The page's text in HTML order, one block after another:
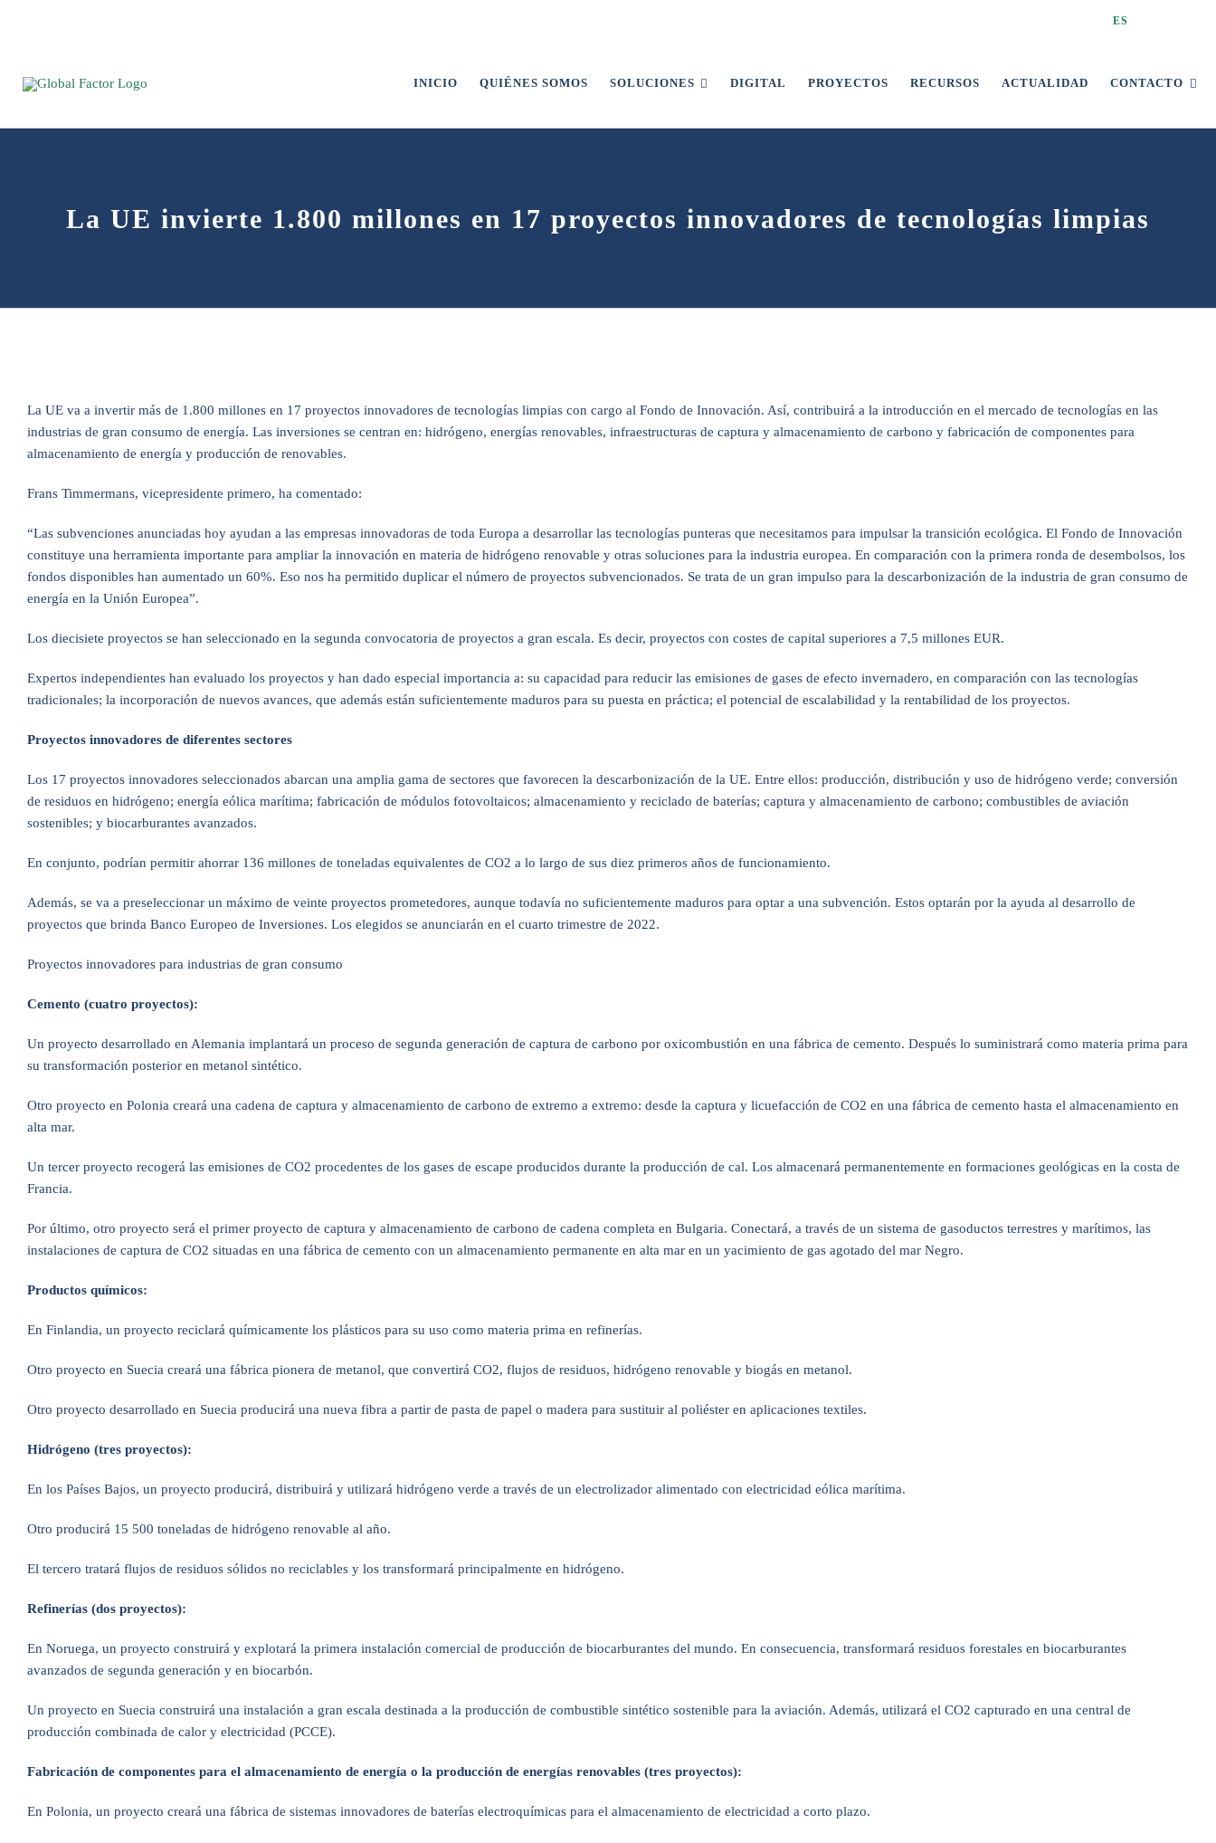
ES
INICIO QUIÉNES SOMOS SOLUCIONES DIGITAL PROYECTOS RECURSOS ACTUALIDAD CONTACTO
La UE invierte 1.800 millones en 17 proyectos innovadores de tecnologías limpias
La UE va a invertir más de 1.800 millones en 17 proyectos innovadores de tecnologías limpias con cargo al Fondo de Innovación. Así, contribuirá a la introducción en el mercado de tecnologías en las
industrias de gran consumo de energía. Las inversiones se centran en: hidrógeno, energías renovables, infraestructuras de captura y almacenamiento de carbono y fabricación de componentes para
almacenamiento de energía y producción de renovables.
Frans Timmermans, vicepresidente primero, ha comentado:
“Las subvenciones anunciadas hoy ayudan a las empresas innovadoras de toda Europa a desarrollar las tecnologías punteras que necesitamos para impulsar la transición ecológica. El Fondo de Innovación
constituye una herramienta importante para ampliar la innovación en materia de hidrógeno renovable y otras soluciones para la industria europea. En comparación con la primera ronda de desembolsos, los
fondos disponibles han aumentado un 60%. Eso nos ha permitido duplicar el número de proyectos subvencionados. Se trata de un gran impulso para la descarbonización de la industria de gran consumo de
energía en la Unión Europea”.
Los diecisiete proyectos se han seleccionado en la segunda convocatoria de proyectos a gran escala. Es decir, proyectos con costes de capital superiores a 7,5 millones EUR.
Expertos independientes han evaluado los proyectos y han dado especial importancia a: su capacidad para reducir las emisiones de gases de efecto invernadero, en comparación con las tecnologías
tradicionales; la incorporación de nuevos avances, que además están suficientemente maduros para su puesta en práctica; el potencial de escalabilidad y la rentabilidad de los proyectos.
Proyectos innovadores de diferentes sectores
Los 17 proyectos innovadores seleccionados abarcan una amplia gama de sectores que favorecen la descarbonización de la UE. Entre ellos: producción, distribución y uso de hidrógeno verde; conversión
de residuos en hidrógeno; energía eólica marítima; fabricación de módulos fotovoltaicos; almacenamiento y reciclado de baterías; captura y almacenamiento de carbono; combustibles de aviación
sostenibles; y biocarburantes avanzados.
En conjunto, podrían permitir ahorrar 136 millones de toneladas equivalentes de CO2 a lo largo de sus diez primeros años de funcionamiento.
Además, se va a preseleccionar un máximo de veinte proyectos prometedores, aunque todavía no suficientemente maduros para optar a una subvención. Estos optarán por la ayuda al desarrollo de
proyectos que brinda Banco Europeo de Inversiones. Los elegidos se anunciarán en el cuarto trimestre de 2022.
Proyectos innovadores para industrias de gran consumo
Cemento (cuatro proyectos):
Un proyecto desarrollado en Alemania implantará un proceso de segunda generación de captura de carbono por oxicombustión en una fábrica de cemento. Después lo suministrará como materia prima para
su transformación posterior en metanol sintético.
Otro proyecto en Polonia creará una cadena de captura y almacenamiento de carbono de extremo a extremo: desde la captura y licuefacción de CO2 en una fábrica de cemento hasta el almacenamiento en
alta mar.
Un tercer proyecto recogerá las emisiones de CO2 procedentes de los gases de escape producidos durante la producción de cal. Los almacenará permanentemente en formaciones geológicas en la costa de
Francia.
Por último, otro proyecto será el primer proyecto de captura y almacenamiento de carbono de cadena completa en Bulgaria. Conectará, a través de un sistema de gasoductos terrestres y marítimos, las
instalaciones de captura de CO2 situadas en una fábrica de cemento con un almacenamiento permanente en alta mar en un yacimiento de gas agotado del mar Negro.
Productos químicos:
En Finlandia, un proyecto reciclará químicamente los plásticos para su uso como materia prima en refinerías.
Otro proyecto en Suecia creará una fábrica pionera de metanol, que convertirá CO2, flujos de residuos, hidrógeno renovable y biogás en metanol.
Otro proyecto desarrollado en Suecia producirá una nueva fibra a partir de pasta de papel o madera para sustituir al poliéster en aplicaciones textiles.
Hidrógeno (tres proyectos):
En los Países Bajos, un proyecto producirá, distribuirá y utilizará hidrógeno verde a través de un electrolizador alimentado con electricidad eólica marítima.
Otro producirá 15 500 toneladas de hidrógeno renovable al año.
El tercero tratará flujos de residuos sólidos no reciclables y los transformará principalmente en hidrógeno.
Refinerías (dos proyectos):
En Noruega, un proyecto construirá y explotará la primera instalación comercial de producción de biocarburantes del mundo. En consecuencia, transformará residuos forestales en biocarburantes
avanzados de segunda generación y en biocarbón.
Un proyecto en Suecia construirá una instalación a gran escala destinada a la producción de combustible sintético sostenible para la aviación. Además, utilizará el CO2 capturado en una central de
producción combinada de calor y electricidad (PCCE).
Fabricación de componentes para el almacenamiento de energía o la producción de energías renovables (tres proyectos):
En Polonia, un proyecto creará una fábrica de sistemas innovadores de baterías electroquímicas para el almacenamiento de electricidad a corto plazo.